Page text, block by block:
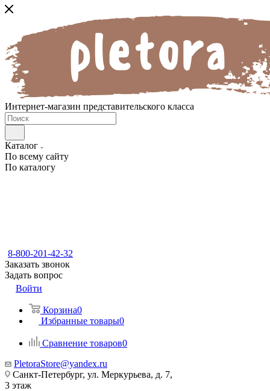
Интернет-магазин представительского класса
Каталог
По всему сайту
По каталогу
8-800-201-42-32
Заказать звонок
Задать вопрос
Войти
Корзина0
Избранные товары0
Сравнение товаров0
PletoraStore@yandex.ru
Санкт-Петербург, ул. Меркурьева, д. 7,
3 этаж